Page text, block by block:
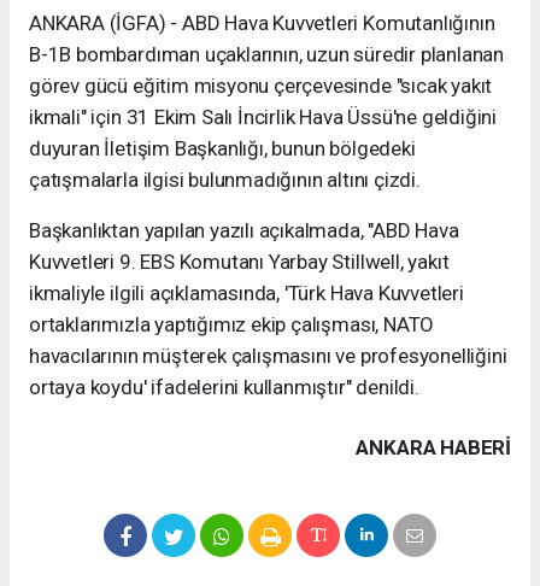
ANKARA (İGFA) - ABD Hava Kuvvetleri Komutanlığının
B-1B bombardıman uçaklarının, uzun süredir planlanan
görev gücü eğitim misyonu çerçevesinde "sıcak yakıt
ikmali" için 31 Ekim Salı İncirlik Hava Üssü'ne geldiğini
duyuran İletişim Başkanlığı, bunun bölgedeki
çatışmalarla ilgisi bulunmadığının altını çizdi.
Başkanlıktan yapılan yazılı açıkalmada, "ABD Hava
Kuvvetleri 9. EBS Komutanı Yarbay Stillwell, yakıt
ikmaliyle ilgili açıklamasında, 'Türk Hava Kuvvetleri
ortaklarımızla yaptığımız ekip çalışması, NATO
havacılarının müşterek çalışmasını ve profesyonelliğini
ortaya koydu' ifadelerini kullanmıştır" denildi.
ANKARA HABERİ